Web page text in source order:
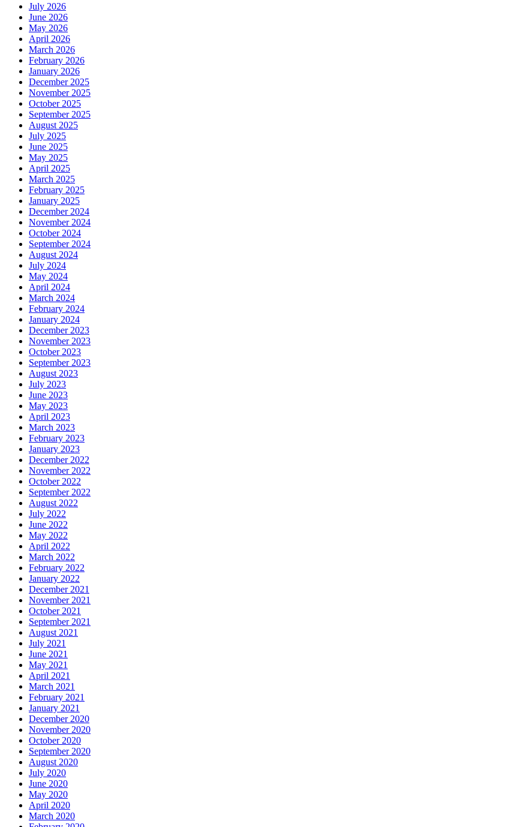
July 2026
June 2026
May 2026
April 2026
March 2026
February 2026
January 2026
December 2025
November 2025
October 2025
September 2025
August 2025
July 2025
June 2025
May 2025
April 2025
March 2025
February 2025
January 2025
December 2024
November 2024
October 2024
September 2024
August 2024
July 2024
May 2024
April 2024
March 2024
February 2024
January 2024
December 2023
November 2023
October 2023
September 2023
August 2023
July 2023
June 2023
May 2023
April 2023
March 2023
February 2023
January 2023
December 2022
November 2022
October 2022
September 2022
August 2022
July 2022
June 2022
May 2022
April 2022
March 2022
February 2022
January 2022
December 2021
November 2021
October 2021
September 2021
August 2021
July 2021
June 2021
May 2021
April 2021
March 2021
February 2021
January 2021
December 2020
November 2020
October 2020
September 2020
August 2020
July 2020
June 2020
May 2020
April 2020
March 2020